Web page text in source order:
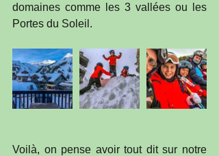
domaines comme les 3 vallées ou les
Portes du Soleil.
Voilà, on pense avoir tout dit sur notre